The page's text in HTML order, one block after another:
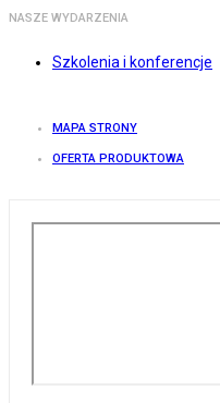
NASZE WYDARZENIA
Szkolenia i konferencje
MAPA STRONY
OFERTA PRODUKTOWA